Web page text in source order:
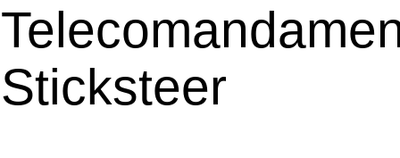
Sticksteer